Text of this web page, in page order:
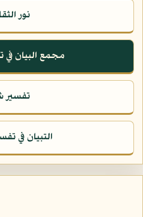
نور
مجمع البيان في
تفسير
التبيان في